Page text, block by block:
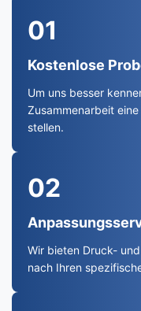
01
Kostenlose
Um uns besser
Zusammenarbeit
stellen.
02
Wir bieten Druck-
nach Ihren